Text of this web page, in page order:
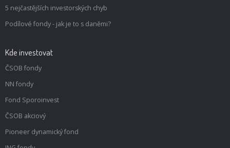
5 nejčastějších investorských chyb
Podílové fondy - jak je to s daněmi?
Kde investovat
ČSOB fondy
NN fondy
Fond Sporoinvest
ČSOB akciový
Pioneer dynamický fond